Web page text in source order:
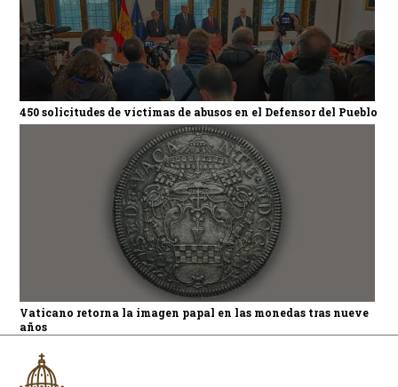
450 solicitudes de víctimas de abusos en el Defensor del Pueblo
Vaticano retorna la imagen papal en las monedas tras nueve
años